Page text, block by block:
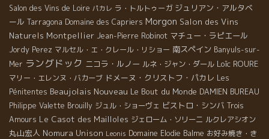
Salon des Vins de Loire パカレ ラ・トルトゥーガ ジュリアン・アルタベ
ール Tarragona Domaine des Capriers Morgon Salon des Vins
Naturels Montpellier Jean-Pierre Robinot マチュー・ラピエール
Jordy Perez マルセル・エ・クレール・リショー 南スペイン Banyuls-sur-
Mer ラングドック ニコラ・ルノー ルネ・ジャン・ダール Loïc ROURE
マリー・エレンヌ・バカーブ ドメーヌ・クリストフ・パカレ Les
Pénitentes Beaujolais Nouveau Le Bout du Monde DAMIEN BUREAU
Philippe Valette Brouilly ジュル・ショーヴェ ビストロ・シンバ Trois
Amours Le Casot des Mailloles ジェローム・ソリーニ ルクレアシオン
丸山宏人 Nomura Unison Leonis Domaine Elodie Balme お好み焼き・き